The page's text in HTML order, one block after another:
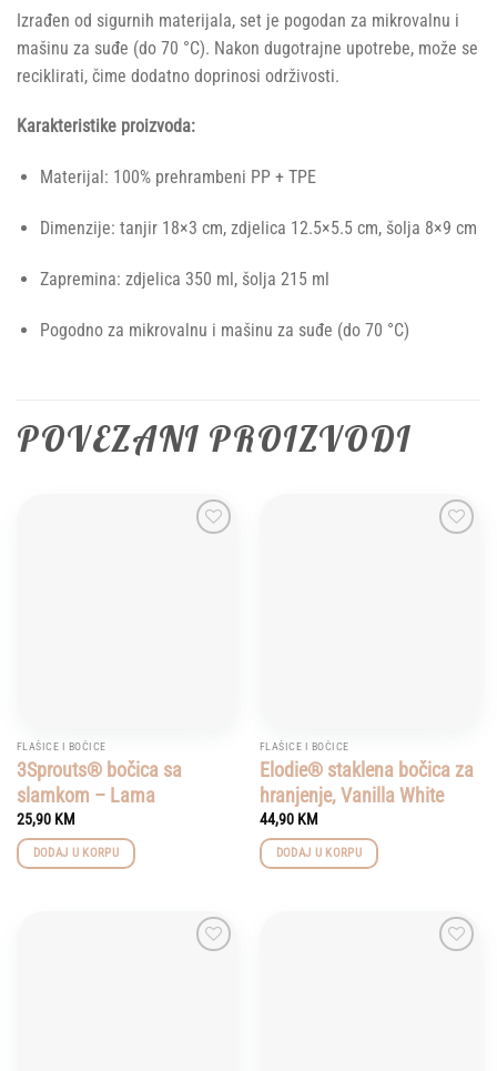
Izrađen od sigurnih materijala, set je pogodan za mikrovalnu i
mašinu za suđe (do 70 °C). Nakon dugotrajne upotrebe, može se
reciklirati, čime dodatno doprinosi održivosti.
Karakteristike proizvoda:
Materijal: 100% prehrambeni PP + TPE
Dimenzije: tanjir 18×3 cm, zdjelica 12.5×5.5 cm, šolja 8×9 cm
Zapremina: zdjelica 350 ml, šolja 215 ml
Pogodno za mikrovalnu i mašinu za suđe (do 70 °C)
POVEZANI PROIZVODI
FLAŠICE I BOČICE
3Sprouts® bočica sa
slamkom – Lama
25,90 KM
DODAJ U KORPU
FLAŠICE I BOČICE
Elodie® staklena bočica za
hranjenje, Vanilla White
44,90 KM
DODAJ U KORPU